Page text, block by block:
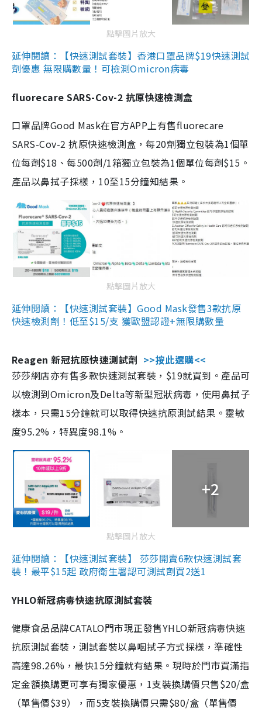
點擊圖片放大
延伸閱讀：【快速測試套裝】香港口罩品牌$19快速測試
劑優惠 無限購數量！可檢測Omicron病毒
fluorecare SARS-Cov-2 抗原快速檢測盒
口罩品牌Good Mask在官方APP上有售fluorecare
SARS-Cov-2 抗原快速檢測盒，每20劑獨立包裝為1個單
位每劑$18、每500劑/1箱獨立包裝為1個單位每劑$15。
產品以鼻拭子採樣，10至15分鐘知結果。
點擊圖片放大
延伸閱讀：【快速測試套裝】Good Mask發售3款抗原
快速檢測劑！低至$15/支 獲歐盟認證+無限購數量
Reagen 新冠抗原快速測試劑 >>按此選購<<
莎莎網店亦有售多款快速測試套裝，$19就買到。產品可
以檢測到Omicron及Delta等新型冠狀病毒，使用鼻拭子
樣本，只需15分鐘就可以取得快速抗原測試結果。靈敏
度95.2%，特異度98.1%。
+2
點擊圖片放大
延伸閱讀：【快速測試套裝】 莎莎開賣6款快速測試套
裝！最平$15起 政府衛生署認可測試劑買2送1
YHLO新冠病毒快速抗原測試套裝
健康食品品牌CATALO門市現正發售YHLO新冠病毒快速
抗原測試套裝，測試套裝以鼻咽拭子方式採樣，準確性
高達98.26%，最快15分鐘就有結果。現時於門市買滿指
定金額換購更可享有獨家優惠，1支裝換購價只售$20/盒
（單售價$39），而5支裝換購價只需$80/盒（單售價